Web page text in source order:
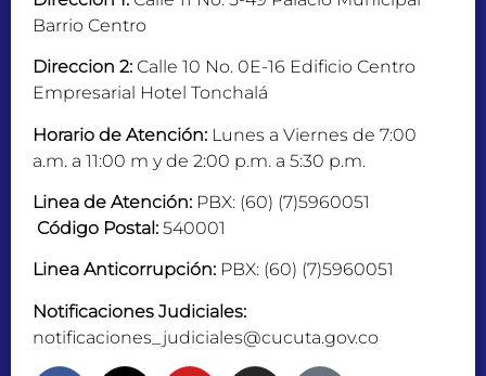
Barrio Centro
Direccion 2: Calle 10 No. 0E-16 Edificio Centro
Empresarial Hotel Tonchalá
Horario de Atención: Lunes a Viernes de 7:00
a.m. a 11:00 m y de 2:00 p.m. a 5:30 p.m.
Linea de Atención: PBX: (60) (7)5960051
Código Postal: 540001
Linea Anticorrupción: PBX: (60) (7)5960051
Notificaciones Judiciales:
notificaciones_judiciales@cucuta.gov.co